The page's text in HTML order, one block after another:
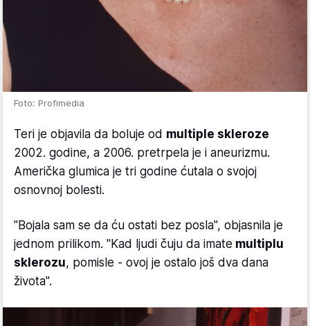
Foto: Profimedia
Teri je objavila da boluje od multiple skleroze
2002. godine, a 2006. pretrpela je i aneurizmu.
Američka glumica je tri godine ćutala o svojoj
osnovnoj bolesti.
"Bojala sam se da ću ostati bez posla", objasnila je
jednom prilikom. "Kad ljudi čuju da imate multiplu
sklerozu, pomisle - ovoj je ostalo još dva dana
života".